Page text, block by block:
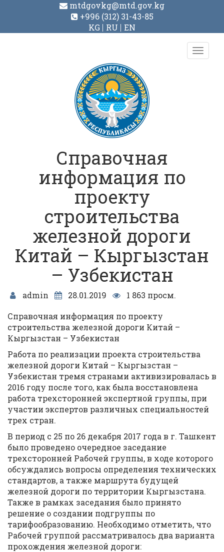
mtdgovkg@mtd.gov.kg
+996 (312) 31-43-85
KG
RU EN
Toggle
Справочная
информация по
проекту
строительства
железной дороги
Китай – Кыргызстан
– Узбекистан
admin 28.01.2019
1 863 просм.
Справочная информация по проекту
строительства железной дороги Китай –
Кыргызстан – Узбекистан
Работа по реализации проекта строительства
железной дороги Китай – Кыргызстан –
Узбекистан тремя странами активизировалась в
2016 году после того, как была восстановлена
работа трехсторонней экспертной группы, при
участии экспертов различных специальностей
трех стран.
В период с 25 по 26 декабря 2017 года в г. Ташкент
было проведено очередное заседание
трехсторонней Рабочей группы, в ходе которого
обсуждались вопросы определения технических
стандартов, а также маршрута будущей
железной дороги по территории Кыргызстана.
Также в рамках заседания было принято
решение о создании подгруппы по
тарифообразованию. Необходимо отметить, что
Рабочей группой рассматривалось два варианта
прохождения железной дороги: